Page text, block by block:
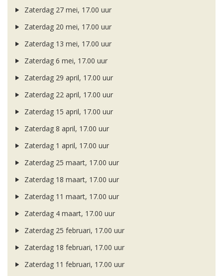
Zaterdag 27 mei, 17.00 uur
Zaterdag 20 mei, 17.00 uur
Zaterdag 13 mei, 17.00 uur
Zaterdag 6 mei, 17.00 uur
Zaterdag 29 april, 17.00 uur
Zaterdag 22 april, 17.00 uur
Zaterdag 15 april, 17.00 uur
Zaterdag 8 april, 17.00 uur
Zaterdag 1 april, 17.00 uur
Zaterdag 25 maart, 17.00 uur
Zaterdag 18 maart, 17.00 uur
Zaterdag 11 maart, 17.00 uur
Zaterdag 4 maart, 17.00 uur
Zaterdag 25 februari, 17.00 uur
Zaterdag 18 februari, 17.00 uur
Zaterdag 11 februari, 17.00 uur